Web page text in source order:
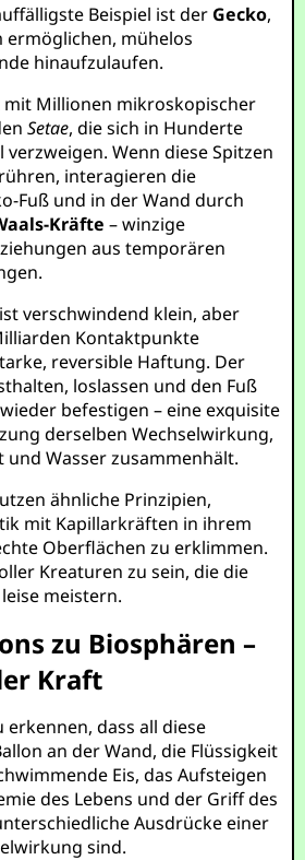
Beispiel ist der Gecko,
ermöglichen, mühelos
hinaufzulaufen.
mit Millionen mikroskopischer
Setae, die sich in Hunderte
Wenn diese Spitzen
interagieren die
Fuß und in der Wand durch
Kräfte – winzige
aus temporären
verschwindend klein, aber
Kontaktpunkte
reversible Haftung. Der
loslassen und den Fuß
befestigen – eine exquisite
derselben Wechselwirkung,
Wasser zusammenhält.
ähnliche Prinzipien,
mit Kapillarkräften in ihrem
Oberflächen zu erklimmen.
Kreaturen zu sein, die die
meistern.
zu Biosphären –
Kraft
erkennen, dass all diese
an der Wand, die Flüssigkeit
Eis, das Aufsteigen
des Lebens und der Griff des
Ausdrücke einer
sind.